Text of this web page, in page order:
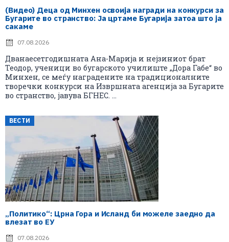
(Видео) Деца од Минхен освоија награди на конкурси за
Бугарите во странство: Ја цртаме Бугарија затоа што ја
сакаме
07.08.2026
Дванаесетгодишната Ана-Марија и нејзиниот брат
Теодор, ученици во бугарското училиште „Дора Габе“ во
Минхен, се меѓу наградените на традиционалните
творечки конкурси на Извршната агенција за Бугарите
во странство, јавува БГНЕС. ...
ВЕСТИ
„Политико“: Црна Гора и Исланд би можеле заедно да
влезат во ЕУ
07.08.2026